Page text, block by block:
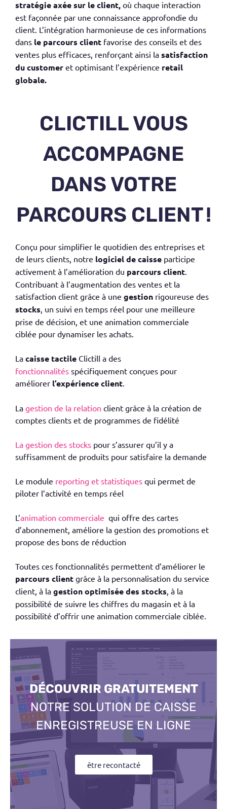
stratégie axée sur le client, où chaque interaction
est façonnée par une connaissance approfondie du
client. L’intégration harmonieuse de ces informations
dans le parcours client favorise des conseils et des
ventes plus efficaces, renforçant ainsi la satisfaction
ducustomer et optimisant l’expérience retail
globale.
CLICTILL VOUS
ACCOMPAGNE
DANS VOTRE
PARCOURS CLIENT !
Conçu pour simplifier le quotidien des entreprises et
de leurs clients, notre logiciel de caisse participe
activement à l’amélioration du parcours client.
Contribuant à l’augmentation des ventes et la
satisfaction client grâce à une gestion rigoureuse des
stocks, un suivi en temps réel pour une meilleure
prise de décision, et une animation commerciale
ciblée pour dynamiser les achats.
La caisse tactile Clictill a des
fonctionnalités spécifiquement conçues pour
améliorer l’expérience client.
La gestion de la relation client grâce à la création de
comptes clients et de programmes de fidélité
La gestion des stocks pour s’assurer qu’il y a
suffisamment de produits pour satisfaire la demande
Le module reporting et statistiques qui permet de
piloter l’activité en temps réel
L’animation commerciale qui offre des cartes
d’abonnement, améliore la gestion des promotions et
propose des bons de réduction
Toutes ces fonctionnalités permettent d’améliorer le
parcours client grâce à la personnalisation du service
client, à la gestion optimisée des stocks, à la
possibilité de suivre les chiffres du magasin et à la
possibilité d’offrir une animation commerciale ciblée.
DÉCOUVRIR GRATUITEMENT
NOTRE SOLUTION DE CAISSE
ENREGISTREUSE EN LIGNE
être recontacté